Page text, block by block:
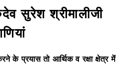
सुरेश श्रीमालीजी
के प्रयास तो आर्थिक व रक्षा क्षेत्र मेंं